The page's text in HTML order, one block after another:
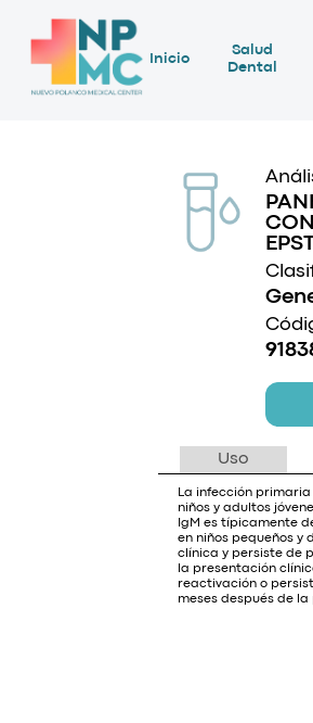
Inicio
Salud
Dental
Uso
La infección
niños y adultos
IgM es típicamente
en niños pequeños y
clínica y persiste de
la presentación
reactivación o
meses después de